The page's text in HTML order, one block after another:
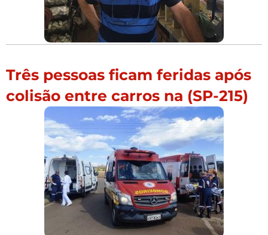
Três pessoas ficam feridas após
colisão entre carros na (SP-215)